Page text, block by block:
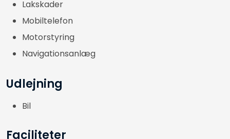
Lakskader
Mobiltelefon
Motorstyring
Navigationsanlæg
Udlejning
Bil
Faciliteter